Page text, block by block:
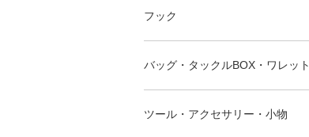
フック
バッグ・タックルBOX・ワレット
ツール・アクセサリー・小物